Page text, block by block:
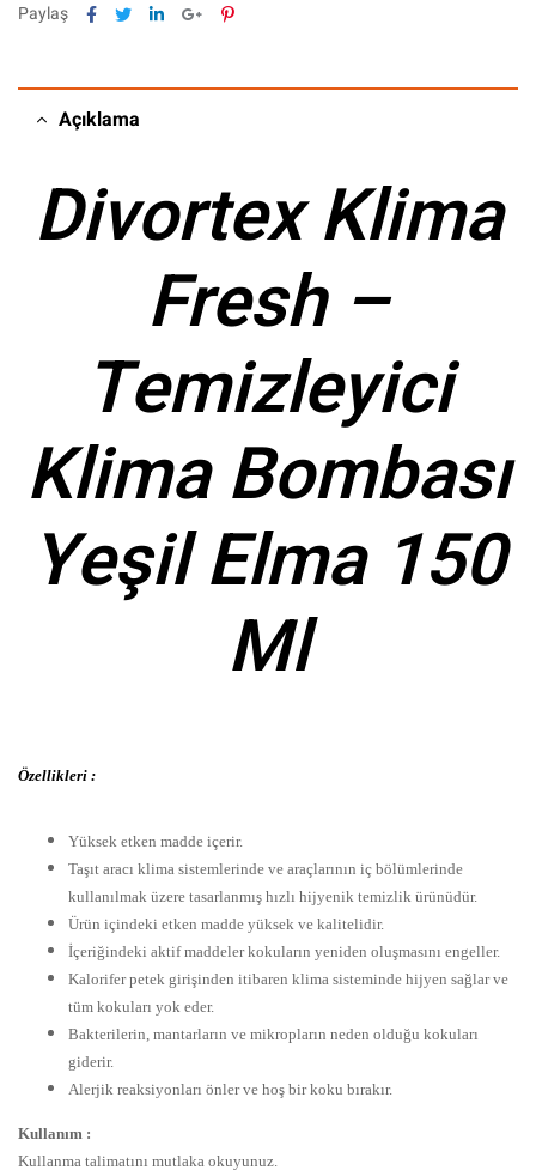
Paylaş Facebook
TwitterLinkedinGoogle+Pinterest
Açıklama
Divortex Klima
Fresh –
Temizleyici
Klima Bombası
Yeşil Elma 150
Ml
Özellikleri :
Yüksek etken madde içerir.
Taşıt aracı klima sistemlerinde ve araçlarının iç bölümlerinde
kullanılmak üzere tasarlanmış hızlı hijyenik temizlik ürünüdür.
Ürün içindeki etken madde yüksek ve kalitelidir.
İçeriğindeki aktif maddeler kokuların yeniden oluşmasını engeller.
Kalorifer petek girişinden itibaren klima sisteminde hijyen sağlar ve
tüm kokuları yok eder.
Bakterilerin, mantarların ve mikropların neden olduğu kokuları
giderir.
Alerjik reaksiyonları önler ve hoş bir koku bırakır.
Kullanım :
Kullanma talimatını mutlaka okuyunuz.